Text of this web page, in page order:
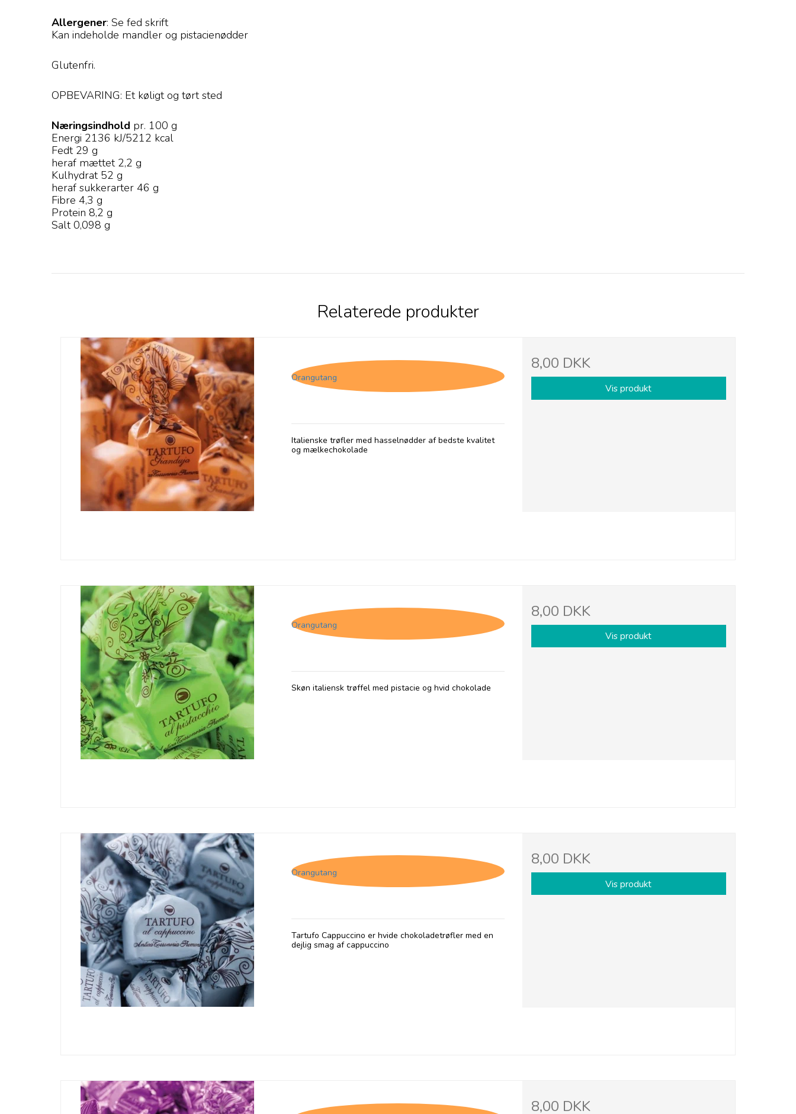
Allergener: Se fed skrift
Kan indeholde mandler og pistacienødder
Glutenfri.
OPBEVARING: Et køligt og tørt sted
Næringsindhold pr. 100 g
Energi 2136 kJ/5212 kcal
Fedt 29 g
heraf mættet 2,2 g
Kulhydrat 52 g
heraf sukkerarter 46 g
Fibre 4,3 g
Protein 8,2 g
Salt 0,098 g
Relaterede produkter
Orangutang
Italienske trøfler med hasselnødder af bedste kvalitet
og mælkechokolade
8,00 DKK
Vis produkt
Orangutang
Skøn italiensk trøffel med pistacie og hvid chokolade
8,00 DKK
Vis produkt
Orangutang
Tartufo Cappuccino er hvide chokoladetrøfler med en
dejlig smag af cappuccino
8,00 DKK
Vis produkt
8,00 DKK